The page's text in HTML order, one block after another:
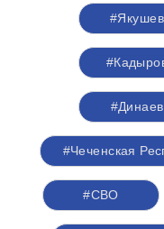
#Якушев
#Динаев
#Чеченская
#СВО